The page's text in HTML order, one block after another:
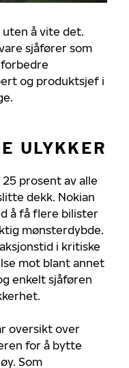
uten å vite det.
sjåfører som
og produktsjef i
ULYKKER
prosent av alle
dekk. Nokian
å få flere bilister
mønsterdybde.
i kritiske
mot blant annet
enkelt sjåføren
oversikt over
for å bytte
Som